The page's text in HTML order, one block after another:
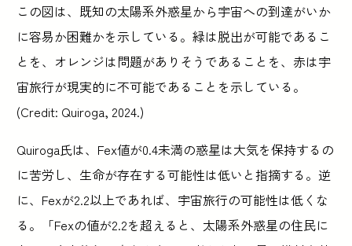
この図は、既知の太陽系外惑星から宇宙への到達がいか
に容易か困難かを示している。緑は脱出が可能であるこ
とを、オレンジは問題がありそうであることを、赤は宇
宙旅行が現実的に不可能であることを示している。
(Credit: Quiroga, 2024.)
Quiroga氏は、Fex値が0.4未満の惑星は大気を保持するの
に苦労し、生命が存在する可能性は低いと指摘する。逆
に、Fexが2.2以上であれば、宇宙旅行の可能性は低くな
る。「Fexの値が2.2を超えると、太陽系外惑星の住民に